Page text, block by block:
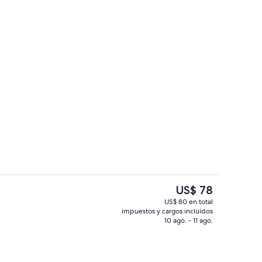
Una piscina al aire libre, sombrillas,
El
precio
actual
es
US$ 78
US$ 80 en total
impuestos y cargos incluidos
10 ago. - 11 ago.